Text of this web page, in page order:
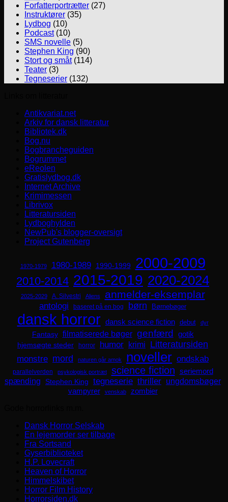
Forfatterportrætter (27)
Instruktører (35)
Lydbog (10)
Podcast(10)
SMS novelle (5)
Stephen King (90)
Stort og småt(114)
Teater (3)
Tegneserier (132)
Antikvariat.net
Arkiv for dansk litteratur
Bibliotek.dk
Bog.nu
Bogbrancheguiden
Bogrummet
eReolen
Gratislydbog.dk
Internet Archive
Krimimessen
Librivox
Litteratursiden
Lydboghylden
NewPub's blogger-oversigt
Project Gutenberg
1970-1979 1980-1989 1990-1999 2000-2009
2010-2014 2015-2019 2020-2024
2025-2029 A. Silvestri Aliens anmelder-eksemplar
antologi baseret på en bog børn Børnebøger
dansk horror dansk science fiction debut dyr
Fantasy filmatiserede bøger genfærd
gotik
hjemsøgte steder
horror humor krimi Litteratursiden
monstre mord naturen går amok noveller ondskab
parallelverden psykologisk portræt science fiction seriemord
spænding Stephen King tegneserie thriller ungdomsbøger
vampyrer venskab
zombier
Dansk Horror Selskab
En lejemorder ser tilbage
Fra Sortsand
Gyserbiblioteket
H.P. Lovecraft
Heaven of Horror
Himmelskibet
Horror Film History
Horrorsiden.dk